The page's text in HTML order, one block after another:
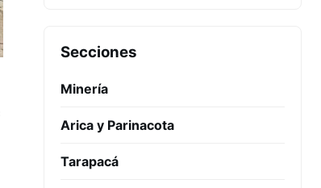
Secciones
Minería
Arica y Parinacota
Tarapacá